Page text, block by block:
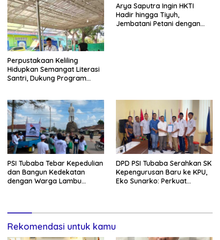
Perpustakaan Keliling
Hidupkan Semangat Literasi
Santri, Dukung Program
Arya Saputra Ingin HKTI
Hadir hingga Tiyuh,
Jembatani Petani dengan
PSI Tubaba Tebar Kepedulian
dan Bangun Kedekatan
dengan Warga Lambu
DPD PSI Tubaba Serahkan SK
Kepengurusan Baru ke KPU,
Eko Sunarko: Perkuat
Rekomendasi untuk kamu